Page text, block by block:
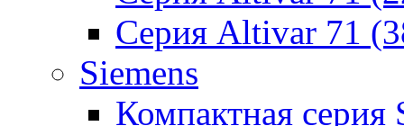
Серия Altivar 71
Siemens
Компактная